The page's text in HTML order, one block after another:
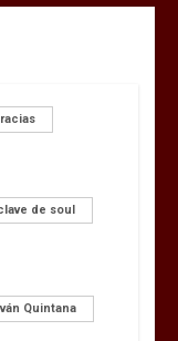
de soul
Quintana